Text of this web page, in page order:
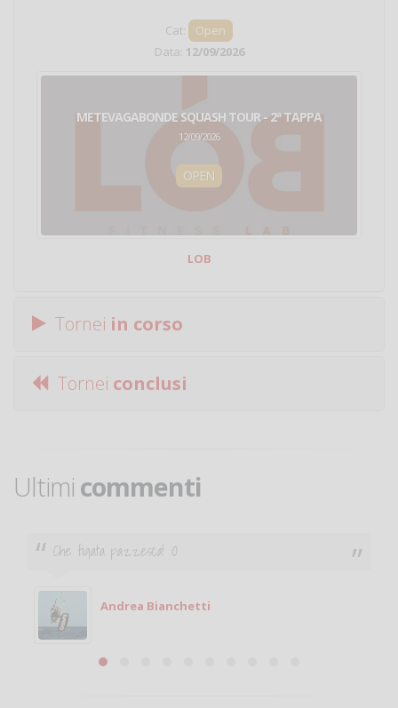
Cat:
Open
Data: 12/09/2026
METEVAGABONDE SQUASH TOUR - 2ª TAPPA
12/09/2026
OPEN
LOB
Tornei in corso
Tornei conclusi
Ultimi commenti
Che figata pazzesca! :O
Andrea Bianchetti